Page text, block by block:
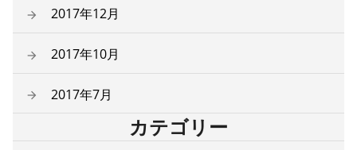
2017年12月
2017年10月
2017年7月
カテゴリー